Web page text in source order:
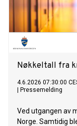
Nøkkeltall fra
4.6.2026 07:30:00
Pressemelding
Ved utgangen av
Norge. Samtidig